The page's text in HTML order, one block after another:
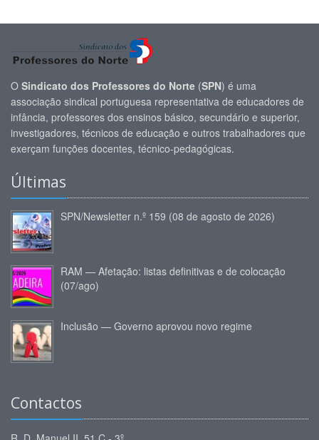
O Sindicato dos Professores do Norte (SPN) é uma
associação sindical portuguesa representativa de educadores de
infância, professores dos ensinos básico, secundário e superior,
investigadores, técnicos de educação e outros trabalhadores que
exerçam funções docentes, técnico-pedagógicas.
Últimas
SPN/Newsletter n.º 159 (08 de agosto de 2026)
RAM — Afetação: listas definitivas e de colocação
(07/ago)
Inclusão — Governo aprovou novo regime
Contactos